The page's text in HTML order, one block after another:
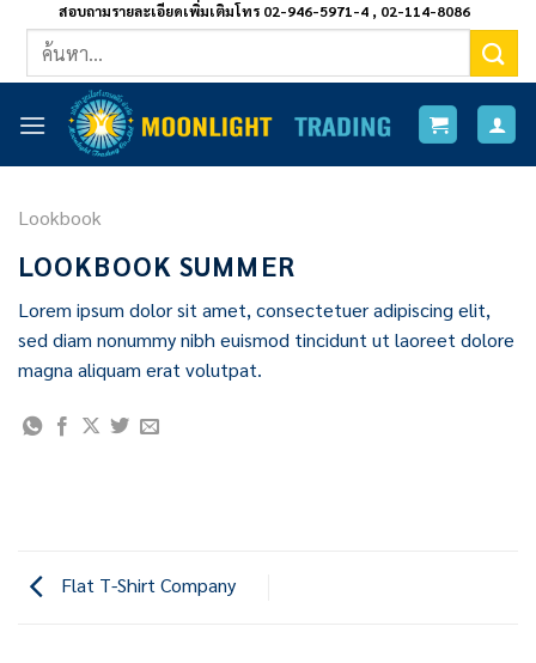
สอบถามรายละเอียดเพิ่มเติมโทร 02-946-5971-4 , 02-114-8086
ค้นหา:
Lookbook
LOOKBOOK SUMMER
Lorem ipsum dolor sit amet, consectetuer adipiscing elit,
sed diam nonummy nibh euismod tincidunt ut laoreet dolore
magna aliquam erat volutpat.
Flat T-Shirt Company